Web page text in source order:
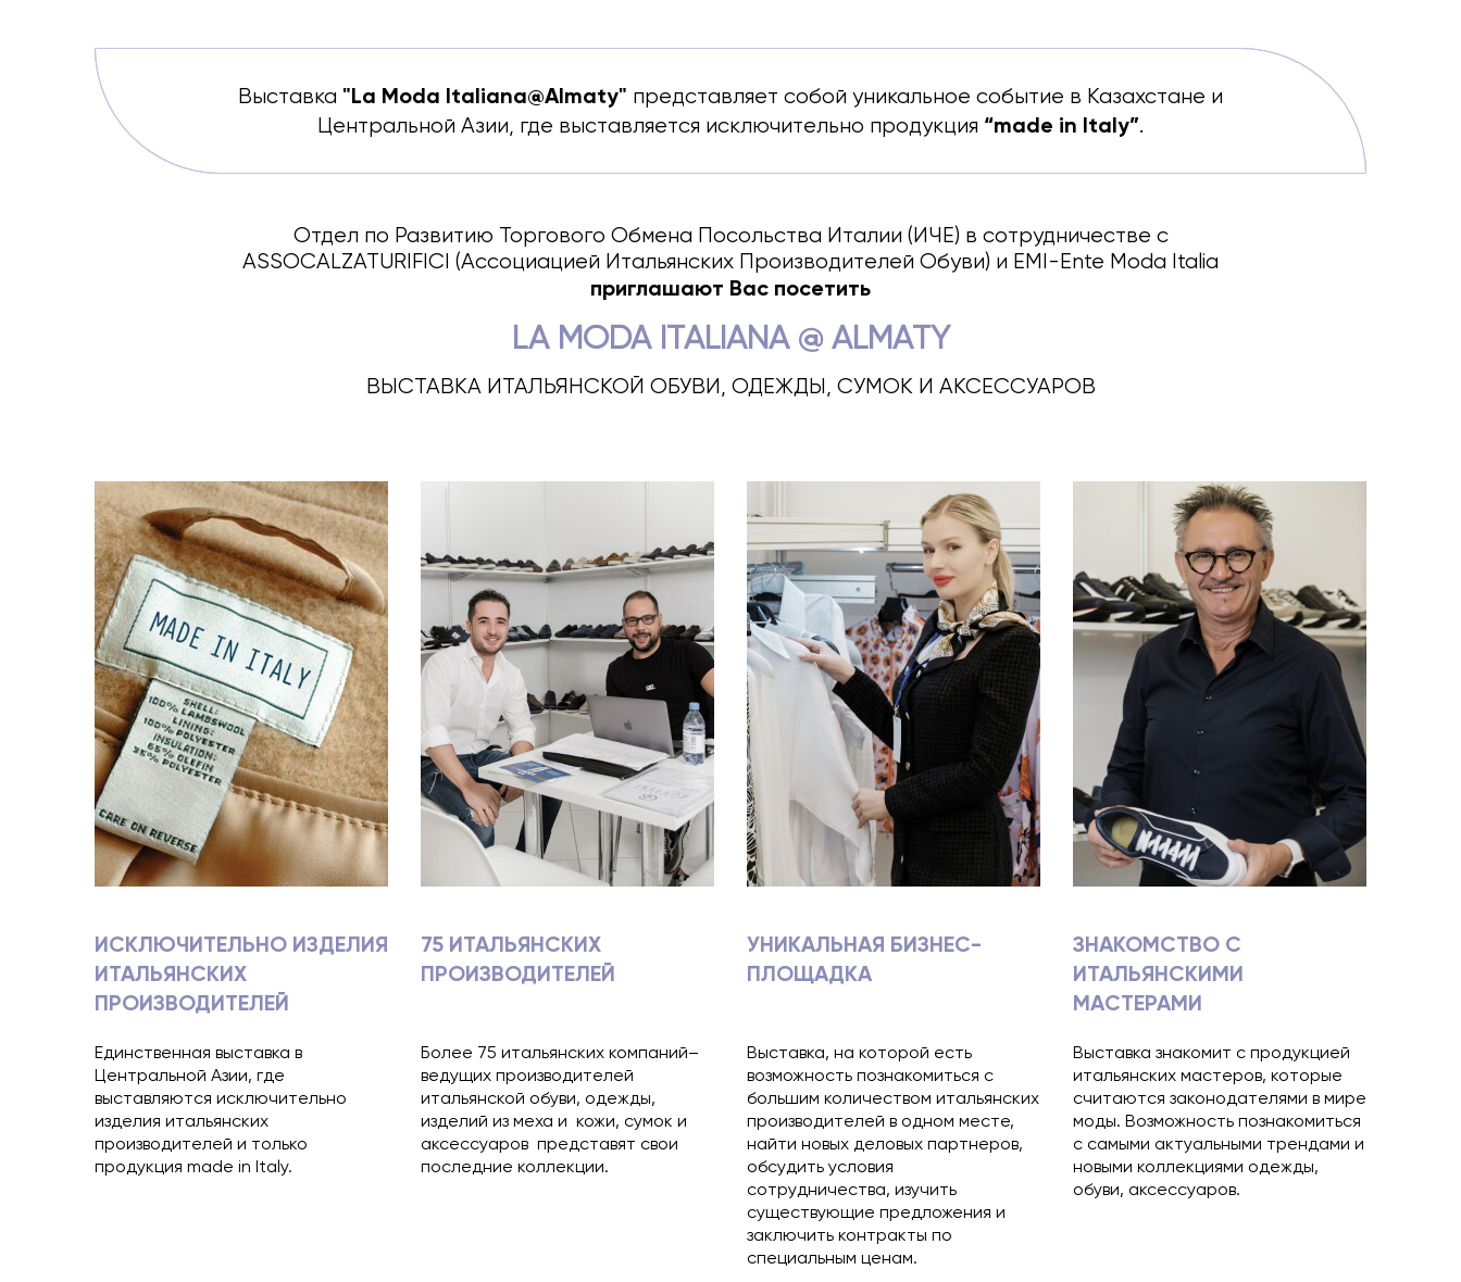
Выставка "La Moda Italiana@Almaty" представляет собой уникальное событие в Казахстане и
Центральной Азии, где выставляется исключительно продукция “made in Italy”.
Отдел по Развитию Торгового Обмена Посольства Италии (ИЧЕ) в сотрудничестве с
ASSOCALZATURIFICI (Ассоциацией Итальянских Производителей Обуви) и EMI-Ente Moda Italia
приглашают Вас посетить
LA MODA ITALIANA @ ALMATY
ВЫСТАВКА ИТАЛЬЯНСКОЙ ОБУВИ, ОДЕЖДЫ, СУМОК И АКСЕССУАРОВ
ИСКЛЮЧИТЕЛЬНО ИЗДЕЛИЯ
ИТАЛЬЯНСКИХ
ПРОИЗВОДИТЕЛЕЙ
Единственная выставка в
Центральной Азии, где
выставляются исключительно
изделия итальянских
производителей и только
продукция made in Italy.
75 ИТАЛЬЯНСКИХ
ПРОИЗВОДИТЕЛЕЙ
Более 75 итальянских компаний–
ведущих производителей
итальянской обуви, одежды,
изделий из меха и кожи, сумок и
аксессуаров представят свои
последние коллекции.
УНИКАЛЬНАЯ БИЗНЕС-
ПЛОЩАДКА
Выставка, на которой есть
возможность познакомиться с
большим количеством итальянских
производителей в одном месте,
найти новых деловых партнеров,
обсудить условия
сотрудничества, изучить
существующие предложения и
заключить контракты по
специальным ценам.
ЗНАКОМСТВО С
ИТАЛЬЯНСКИМИ
МАСТЕРАМИ
Выставка знакомит с продукцией
итальянских мастеров, которые
считаются законодателями в мире
моды. Возможность познакомиться
с самыми актуальными трендами и
новыми коллекциями одежды,
обуви, аксессуаров.